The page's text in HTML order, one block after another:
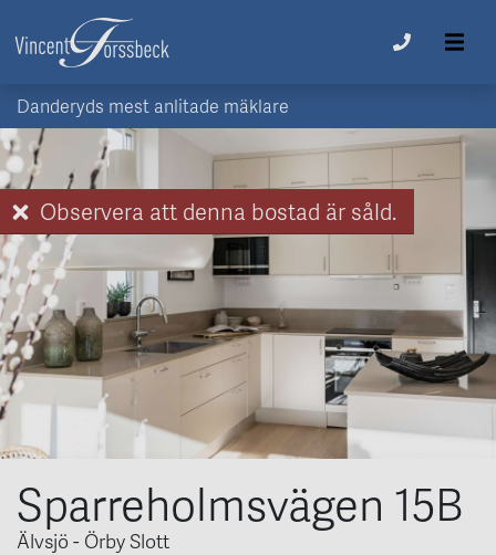
Danderyds mest anlitade mäklare
Observera att denna bostad är såld.
Sparreholmsvägen 15B
Älvsjö - Örby Slott